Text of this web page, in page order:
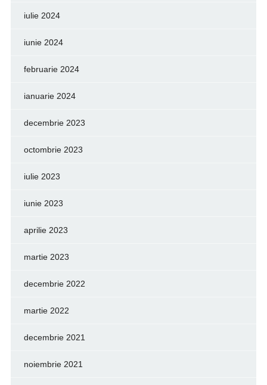
iulie 2024
iunie 2024
februarie 2024
ianuarie 2024
decembrie 2023
octombrie 2023
iulie 2023
iunie 2023
aprilie 2023
martie 2023
decembrie 2022
martie 2022
decembrie 2021
noiembrie 2021